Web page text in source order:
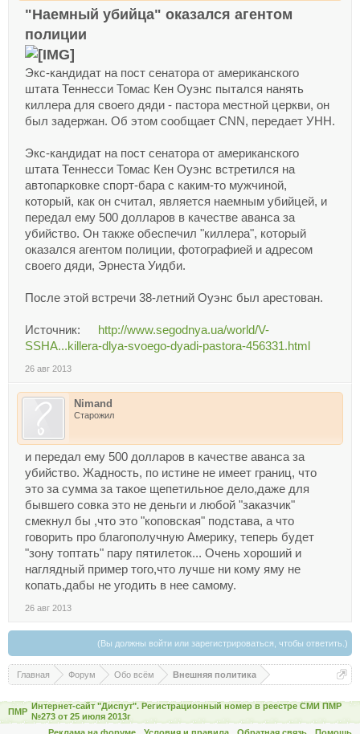
"Наемный убийца" оказался агентом
полиции
Экс-кандидат на пост сенатора от американского
штата Теннесси Томас Кен Оуэнс пытался нанять
киллера для своего дяди - пастора местной церкви, он
был задержан. Об этом сообщает CNN, передает УНН.
Экс-кандидат на пост сенатора от американского
штата Теннесси Томас Кен Оуэнс встретился на
автопарковке спорт-бара с каким-то мужчиной,
который, как он считал, является наемным убийцей, и
передал ему 500 долларов в качестве аванса за
убийство. Он также обеспечил "киллера", который
оказался агентом полиции, фотографией и адресом
своего дяди, Эрнеста Уидби.
После этой встречи 38-летний Оуэнс был арестован.
Источник:
http://www.segodnya.ua/world/V-
SSHA...killera-dlya-svoego-dyadi-pastora-456331.html
26 авг 2013
Nimand
Старожил
и передал ему 500 долларов в качестве аванса за
убийство. Жадность, по истине не имеет границ, что
это за сумма за такое щепетильное дело,даже для
бывшего совка это не деньги и любой "заказчик"
смекнул бы ,что это "коповская" подстава, а что
говорить про благополучную Америку, теперь будет
"зону топтать" пару пятилеток... Очень хороший и
наглядный пример того,что лучше ни кому яму не
копать,дабы не угодить в нее самому.
26 авг 2013
(Вы должны войти или зарегистрироваться, чтобы ответить.)
Главная Форум Обо всём Внешняя политика
ПМР
Интернет-сайт "Диспут". Регистрационный номер в реестре СМИ ПМР
№273 от 25 июля 2013г